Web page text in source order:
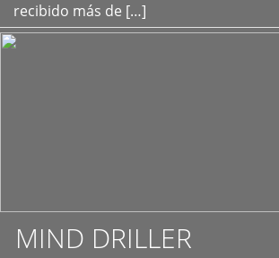
recibido más de […]
MIND DRILLER